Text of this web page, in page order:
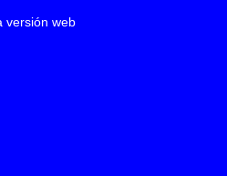
versión web